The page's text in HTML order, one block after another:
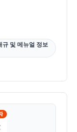
규 및 메뉴얼 정보